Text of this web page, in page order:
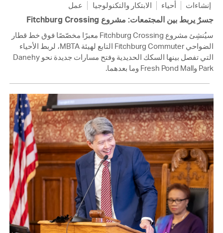
إنشاءات أحياء الابتكار والتكنولوجيا عمل
جسرٌ يربط بين المجتمعات: مشروع Fitchburg Crossing
سيُنشِئ مشروع Fitchburg Crossing معبرًا مخصّصًا فوق خط قطار
الضواحي Fitchburg Commuter التابع لهيئة MBTA، لربط الأحياء
التي تفصل بينها السكك الحديدية وفتح مسارات جديدة نحو Danehy
Park وFresh Pond Mall وما بعدهما.